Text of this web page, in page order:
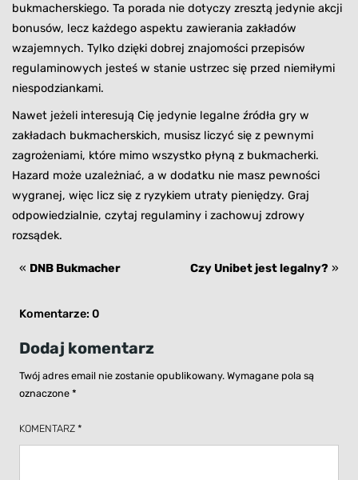
bukmacherskiego. Ta porada nie dotyczy zresztą jedynie akcji
bonusów, lecz każdego aspektu zawierania zakładów
wzajemnych. Tylko dzięki dobrej znajomości przepisów
regulaminowych jesteś w stanie ustrzec się przed niemiłymi
niespodziankami.
Nawet jeżeli interesują Cię jedynie legalne źródła gry w
zakładach bukmacherskich, musisz liczyć się z pewnymi
zagrożeniami, które mimo wszystko płyną z bukmacherki.
Hazard może uzależniać, a w dodatku nie masz pewności
wygranej, więc licz się z ryzykiem utraty pieniędzy. Graj
odpowiedzialnie, czytaj regulaminy i zachowuj zdrowy
rozsądek.
« DNB Bukmacher Czy Unibet jest legalny? »
Komentarze: 0
Dodaj komentarz
Twój adres email nie zostanie opublikowany. Wymagane pola są
oznaczone *
KOMENTARZ *